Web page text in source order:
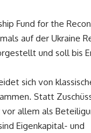
Fund for the
auf der Ukraine
und soll bis
sich von
Statt
allem als
Eigenkapital- und